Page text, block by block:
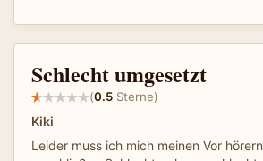
Schlecht umgesetzt
(0.5 Sterne)
Kiki
Leider muss ich mich meinen Vor hörern